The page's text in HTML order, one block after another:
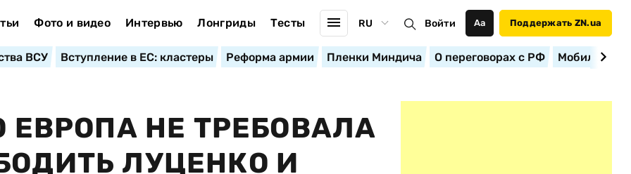
Фото и видео Интервью Лонгриды Тесты RU Войти Аа Поддержать ZN.ua
ВСУ Вступление в ЕС: кластеры Реформа армии Пленки Миндича О переговорах с РФ
ЕВРОПА НЕ ТРЕБОВАЛА
ЛУЦЕНКО И